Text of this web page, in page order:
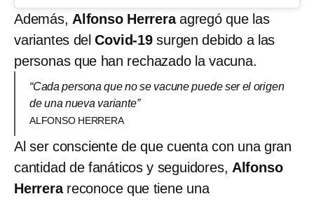
Además, Alfonso Herreraagregó que las
variantes delCovid-19surgen debido a las
personas que han rechazado la vacuna.
“Cada persona que no se vacune puede ser el origen
de una nueva variante”
ALFONSO HERRERA
Al ser consciente de que cuenta con una gran
cantidad de fanáticos y seguidores, Alfonso
Herrera reconoce que tiene una